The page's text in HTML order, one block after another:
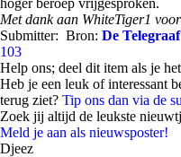
hoger beroep vrijgesproken.
Met dank aan WhiteTiger1
Submitter: Bron: De Telegraaf
103
Help ons; deel dit item als je
Heb je een leuk of interessant
terug ziet? Tip ons dan via de
Zoek jij altijd de leukste
Meld je aan als nieuwsposter!
Djeez